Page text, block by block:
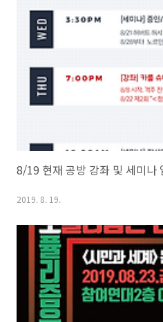
세계적으로 발호하는 포퓰리즘 현상을
에 대해 ‘포퓰리즘은 민주주의와 어떤
간 민주적 관계형성에 기여하는지’ 묻
연구소 기획..
8/19 현재 공방 강좌 및 세미나
2019. 8. 19.